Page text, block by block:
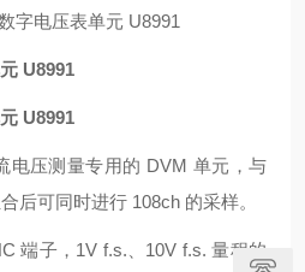
U8991
U8991
电压测量专用的 DVM 单元，与
后可同时进行 108ch 的采样。
端子，1V f.s.、10V f.s. 量程的